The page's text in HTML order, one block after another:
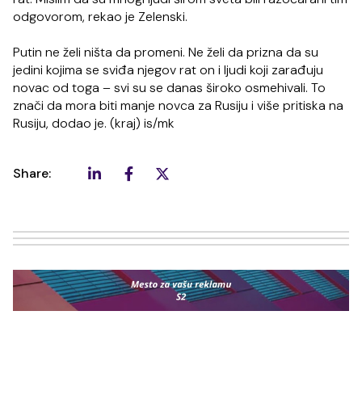
odgovorom, rekao je Zelenski.
Putin ne želi ništa da promeni. Ne želi da prizna da su
jedini kojima se sviđa njegov rat on i ljudi koji zarađuju
novac od toga – svi su se danas široko osmehivali. To
znači da mora biti manje novca za Rusiju i više pritiska na
Rusiju, dodao je. (kraj) is/mk
Share: